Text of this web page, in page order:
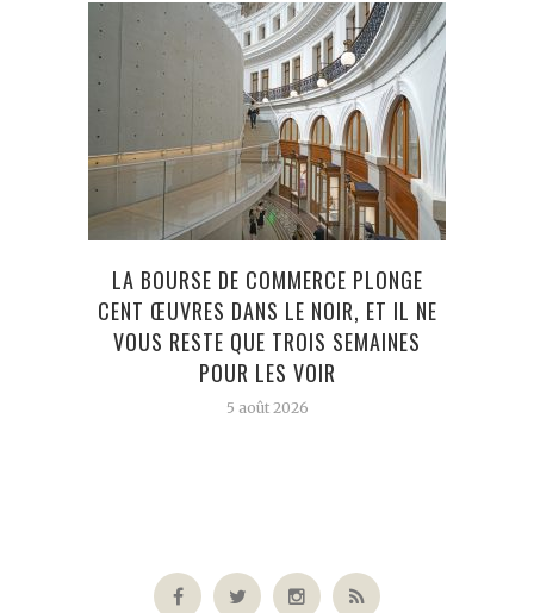
LA BOURSE DE COMMERCE PLONGE
CENT ŒUVRES DANS LE NOIR, ET IL NE
VOUS RESTE QUE TROIS SEMAINES
POUR LES VOIR
5 août 2026